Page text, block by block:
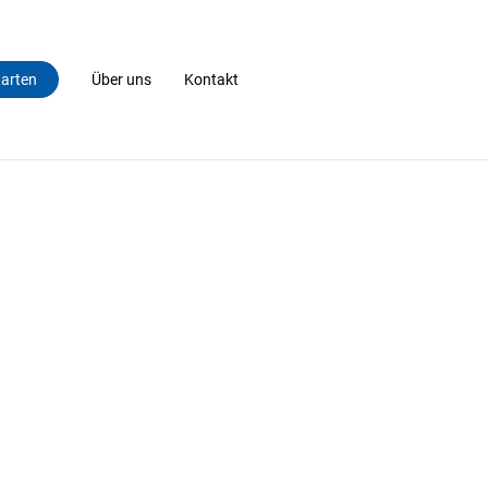
Über uns Kontakt